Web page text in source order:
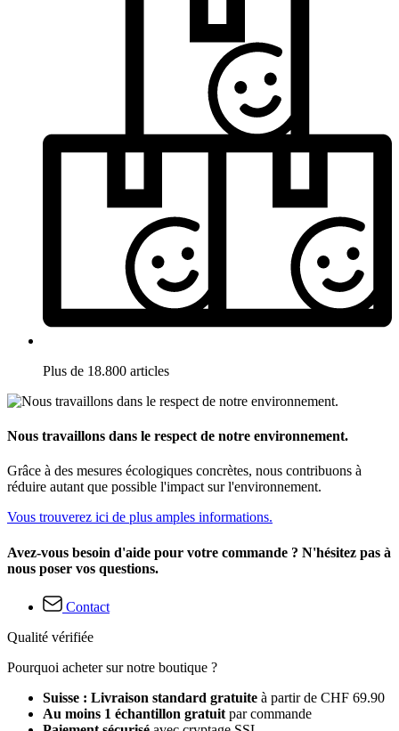
Plus de 18.800 articles
Nous travaillons dans le respect de notre environnement.
Grâce à des mesures écologiques concrètes, nous contribuons à
réduire autant que possible l'impact sur l'environnement.
Vous trouverez ici de plus amples informations.
Avez-vous besoin d'aide pour votre commande ? N'hésitez pas à
nous poser vos questions.
Contact
Qualité vérifiée
Pourquoi acheter sur notre boutique ?
Suisse : Livraison standard gratuite à partir de CHF 69.90
Au moins 1 échantillon gratuit par commande